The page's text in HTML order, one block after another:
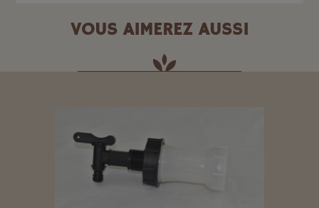
VOUS AIMEREZ AUSSI